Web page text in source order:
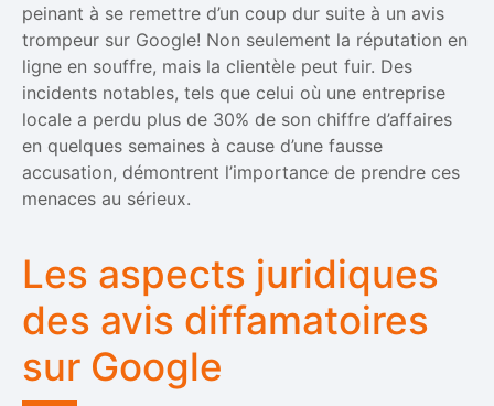
peinant à se remettre d’un coup dur suite à un avis
trompeur sur Google! Non seulement la réputation en
ligne en souffre, mais la clientèle peut fuir. Des
incidents notables, tels que celui où une entreprise
locale a perdu plus de 30% de son chiffre d’affaires
en quelques semaines à cause d’une fausse
accusation, démontrent l’importance de prendre ces
menaces au sérieux.
Les aspects juridiques
des avis diffamatoires
sur Google